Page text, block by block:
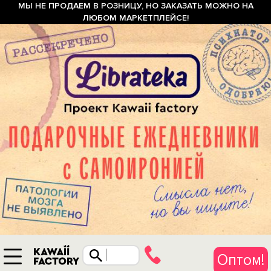
МЫ НЕ ПРОДАЕМ В РОЗНИЦУ, НО ЗАКАЗАТЬ МОЖНО НА
ЛЮБОМ МАРКЕТПЛЕЙСЕ!
Оптом!